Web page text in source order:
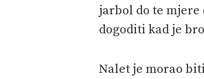
jarbol do te mjere
dogoditi kad je
Nalet je morao